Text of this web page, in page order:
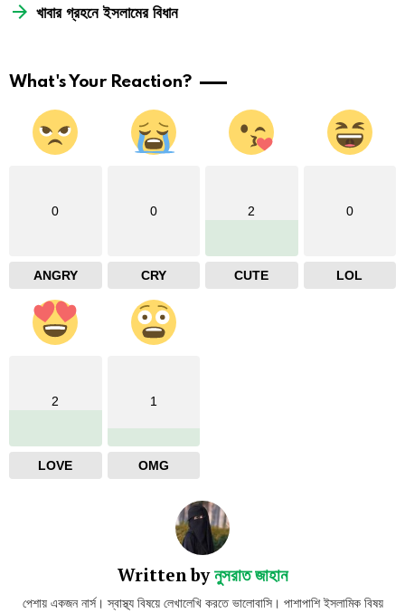
খাবার গ্রহনে ইসলামের বিধান
What's Your Reaction?
0
ANGRY
0
CRY
2
CUTE
0
LOL
2
LOVE
1
OMG
Written byনুসরাত জাহান
পেশায় একজন নার্স। স্বাস্থ্য বিষয়ে লেখালেখি করতে ভালোবাসি। পাশাপাশি ইসলামিক বিষয়